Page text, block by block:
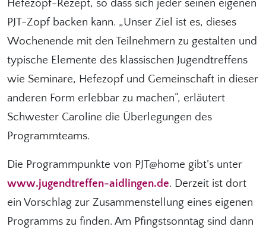
Hefezopf-Rezept, so dass sich jeder seinen eigenen
PJT-Zopf backen kann. „Unser Ziel ist es, dieses
Wochenende mit den Teilnehmern zu gestalten und
typische Elemente des klassischen Jugendtreffens
wie Seminare, Hefezopf und Gemeinschaft in dieser
anderen Form erlebbar zu machen“, erläutert
Schwester Caroline die Überlegungen des
Programmteams.
Die Programmpunkte von PJT@home gibt’s unter
www.jugendtreffen-aidlingen.de. Derzeit ist dort
ein Vorschlag zur Zusammenstellung eines eigenen
Programms zu finden. Am Pfingstsonntag sind dann